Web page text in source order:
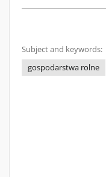
Subject and keywords:
gospodarstwa rolne